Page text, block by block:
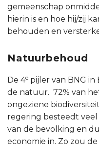
gemeenschap
hierin is en hoe hij/zij
behouden en
Natuurbehoud
De 4e pijler van BNG
de natuur. 72% van
ongeziene
regering besteedt veel
van de bevolking en
economie in. Zo zou